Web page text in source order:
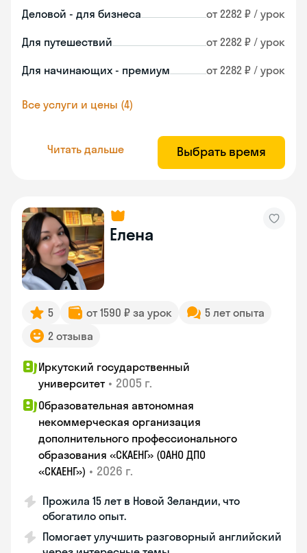
Деловой - для бизнеса от 2282 ₽ / урок
Для путешествий от 2282 ₽ / урок
Для начинающих - премиум от 2282 ₽ / урок
Все услуги и цены (4)
Читать дальше Выбрать время
Елена
5 от 1590 ₽ за урок
5 лет опыта
2 отзыва
Иркутский государственный
университет • 2005 г.
Образовательная автономная
некоммерческая организация
дополнительного профессионального
образования «СКАЕНГ» (ОАНО ДПО
«СКАЕНГ») • 2026 г.
Прожила 15 лет в Новой Зеландии, что
обогатило опыт.
Помогает улучшить разговорный английский